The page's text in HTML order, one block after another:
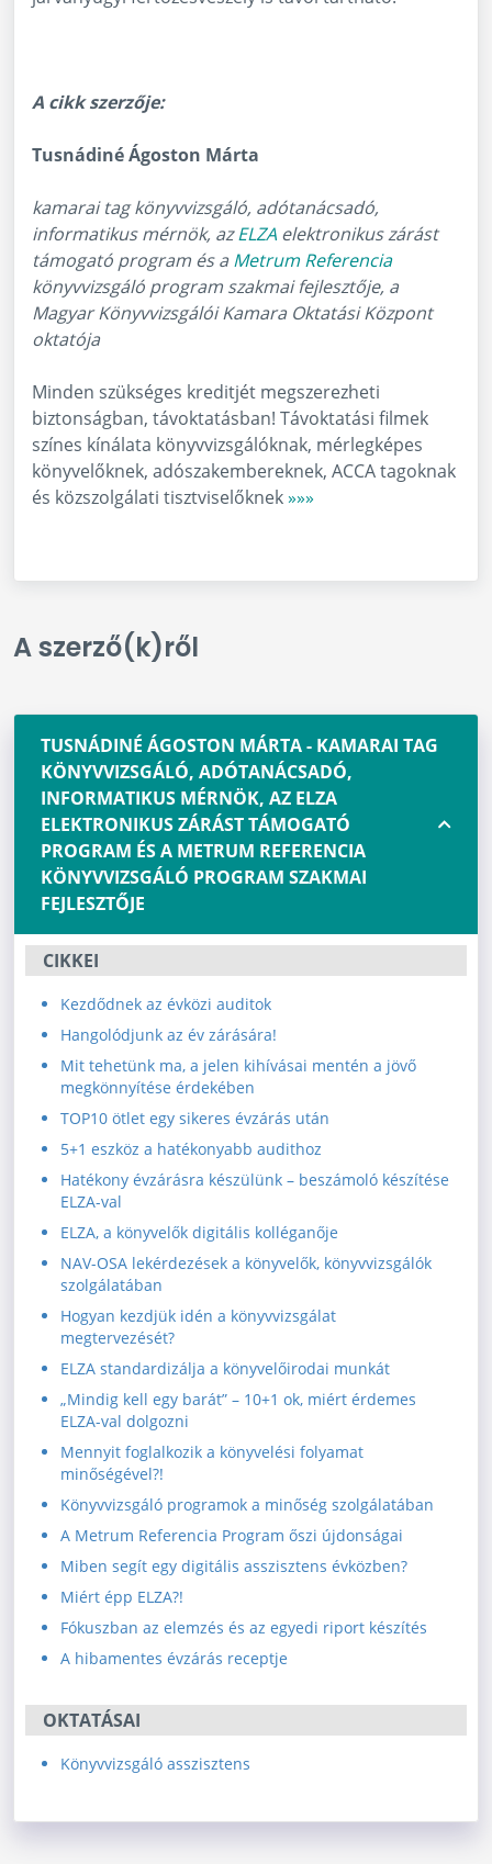
A cikk szerzője:
Tusnádiné Ágoston Márta
kamarai tag könyvvizsgáló, adótanácsadó,
informatikus mérnök, azELZA elektronikus zárást
támogató program és aMetrum Referencia
könyvvizsgáló program szakmai fejlesztője, a
Magyar Könyvvizsgálói Kamara Oktatási Központ
oktatója
Minden szükséges kreditjét megszerezheti
biztonságban, távoktatásban! Távoktatási filmek
színes kínálata könyvvizsgálóknak, mérlegképes
könyvelőknek, adószakembereknek, ACCA tagoknak
és közszolgálati tisztviselőknek»»»
A szerző(k)ről
TUSNÁDINÉ ÁGOSTON MÁRTA - KAMARAI TAG
KÖNYVVIZSGÁLÓ, ADÓTANÁCSADÓ,
INFORMATIKUS MÉRNÖK, AZ ELZA
ELEKTRONIKUS ZÁRÁST TÁMOGATÓ
PROGRAM ÉS A METRUM REFERENCIA
KÖNYVVIZSGÁLÓ PROGRAM SZAKMAI
FEJLESZTŐJE
CIKKEI
Kezdődnek az évközi auditok
Hangolódjunk az év zárására!
Mit tehetünk ma, a jelen kihívásai mentén a jövő
megkönnyítése érdekében
TOP10 ötlet egy sikeres évzárás után
5+1 eszköz a hatékonyabb audithoz
Hatékony évzárásra készülünk – beszámoló készítése
ELZA-val
ELZA, a könyvelők digitális kolléganője
NAV-OSA lekérdezések a könyvelők, könyvvizsgálók
szolgálatában
Hogyan kezdjük idén a könyvvizsgálat
megtervezését?
ELZA standardizálja a könyvelőirodai munkát
„Mindig kell egy barát” – 10+1 ok, miért érdemes
ELZA-val dolgozni
Mennyit foglalkozik a könyvelési folyamat
minőségével?!
Könyvvizsgáló programok a minőség szolgálatában
A Metrum Referencia Program őszi újdonságai
Miben segít egy digitális asszisztens évközben?
Miért épp ELZA?!
Fókuszban az elemzés és az egyedi riport készítés
A hibamentes évzárás receptje
OKTATÁSAI
Könyvvizsgáló asszisztens